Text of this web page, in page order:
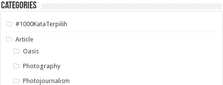
Categories
#1000KataTerpilih
Article
Oasis
Photography
Photojournalism